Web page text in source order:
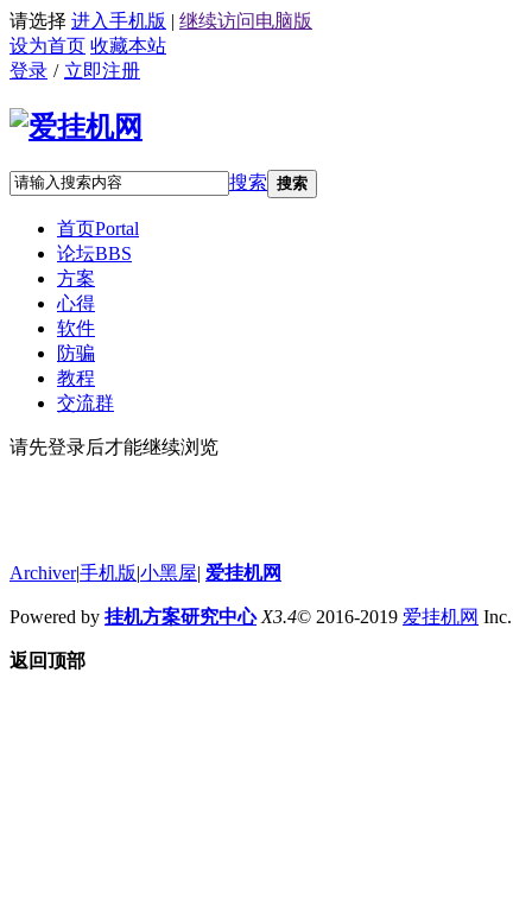
请选择 进入手机版 | 继续访问电脑版
设为首页 收藏本站
登录 / 立即注册
搜索 搜索
首页Portal
论坛BBS
方案
心得
软件
防骗
教程
交流群
请先登录后才能继续浏览
Archiver|手机版|小黑屋| 爱挂机网
Powered by 挂机方案研究中心 X3.4© 2016-2019 爱挂机网 Inc.
返回顶部